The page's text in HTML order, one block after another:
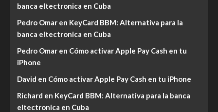
banca eltectronica en Cuba
Pedro Omar en KeyCard BBM: Alternativa para la
banca eltectronica en Cuba
Pedro Omar en Cómo activar Apple Pay Cash en tu
iPhone
David en Cómo activar Apple Pay Cash en tu iPhone
Richard en KeyCard BBM: Alternativa para la banca
eltectronica en Cuba